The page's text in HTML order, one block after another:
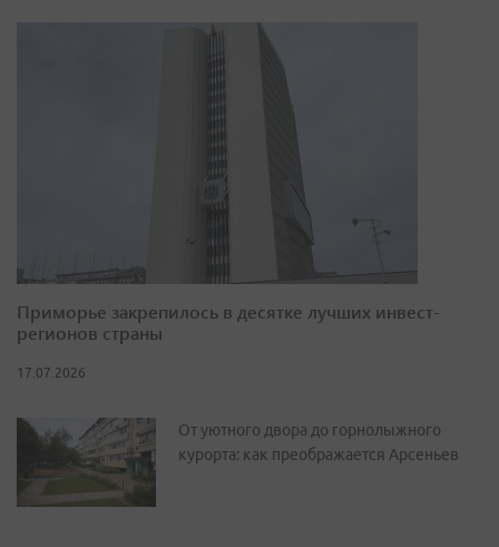
Приморье закрепилось в десятке лучших инвест-
регионов страны
17.07.2026
От уютного двора до горнолыжного
курорта: как преображается Арсеньев